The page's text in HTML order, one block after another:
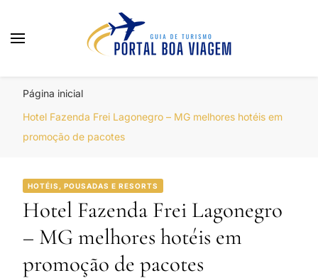
Página inicial
Hotel Fazenda Frei Lagonegro – MG melhores hotéis em
promoção de pacotes
HOTÉIS, POUSADAS E RESORTS
Hotel Fazenda Frei Lagonegro
– MG melhores hotéis em
promoção de pacotes